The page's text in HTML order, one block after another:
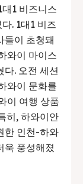
1 비즈니스
. 1대1 비즈
들이 초청돼
와이 마이스
다. 오전 세션
와이 문화를
이 여행 상품
히, 하와이안
한 인천-하와
욱 풍성해졌